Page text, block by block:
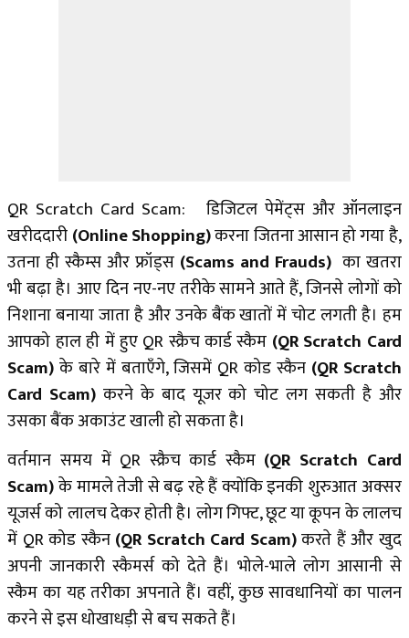
QR Scratch Card Scam: डिजिटल पेमेंट्स और ऑनलाइन
खरीददारी(Online Shopping)करना जितना आसान हो गया है,
उतना ही स्कैम्स और फ्रॉड्स (Scams and Frauds) का खतरा
भी बढ़ा है। आए दिन नए-नए तरीके सामने आते हैं, जिनसे लोगों को
निशाना बनाया जाता है और उनके बैंक खातों में चोट लगती है। हम
आपको हाल ही में हुए QR स्क्रैच कार्ड स्कैम (QR Scratch Card
Scam) के बारे में बताएँगे, जिसमें QR कोड स्कैन (QR Scratch
Card Scam)करने के बाद यूजर को चोट लग सकती है और
उसका बैंक अकाउंट खाली हो सकता है।
वर्तमान समय में QR स्क्रैच कार्ड स्कैम (QR Scratch Card
Scam)के मामले तेजी से बढ़ रहे हैं क्योंकि इनकी शुरुआत अक्सर
यूजर्स को लालच देकर होती है। लोग गिफ्ट, छूट या कूपन के लालच
में QR कोड स्कैन(QR Scratch Card Scam)करते हैं और खुद
अपनी जानकारी स्कैमर्स को देते हैं। भोले-भाले लोग आसानी से
स्कैम का यह तरीका अपनाते हैं। वहीं, कुछ सावधानियों का पालन
करने से इस धोखाधड़ी से बच सकते हैं।